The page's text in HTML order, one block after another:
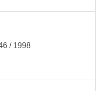
/ 1998